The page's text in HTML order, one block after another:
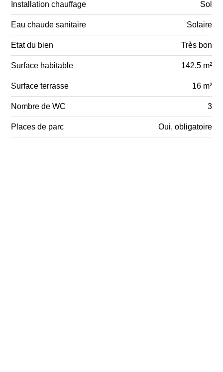
Installation chauffage Sol
Eau chaude sanitaire Solaire
Etat du bien Très bon
Surface habitable 142.5 m²
Surface terrasse 16 m²
Nombre de WC 3
Places de parc Oui, obligatoire